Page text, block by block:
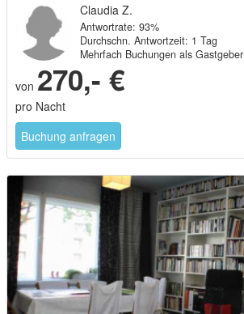
Claudia Z.
Antwortrate: 93%
Durchschn. Antwortzeit: 1 Tag
Mehrfach Buchungen als Gastgeber
von 270,- €
pro Nacht
Buchung anfragen